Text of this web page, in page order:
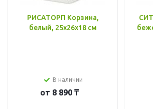
РИСАТОРП Корзина,
белый, 25x26x18 см
В наличии
от 8 890 ₸